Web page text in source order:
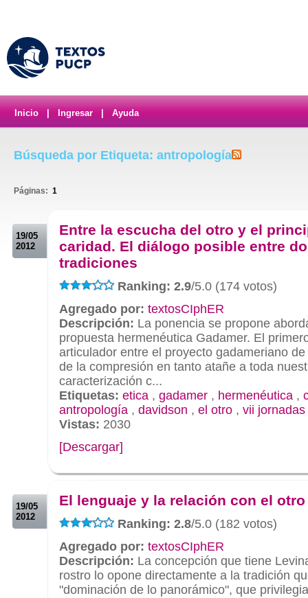
Inicio Ingresar Ayuda
Búsqueda por Etiqueta: antropología
Páginas: 1
19/05
2012
Entre la escucha del otro y el
caridad. El diálogo posible entre
tradiciones
Ranking: 2.9/5.0 (174 votos)
Agregado por: textosCIphER
Descripción: La ponencia se propone
propuesta hermenéutica Gadamer. El
articulador entre el proyecto gadameriano
de la compresión en tanto atañe a toda
caracterización c...
Etiquetas: etica , gadamer , hermenéutica ,
antropología , davidson , el otro , vii jornadas
Vistas: 2030
[Descargar]
19/05
2012
El lenguaje y la relación con el otro
Ranking: 2.8/5.0 (182 votos)
Agregado por: textosCIphER
Descripción: La concepción que tiene
rostro lo opone directamente a la tradición
"dominación de lo panorámico", que